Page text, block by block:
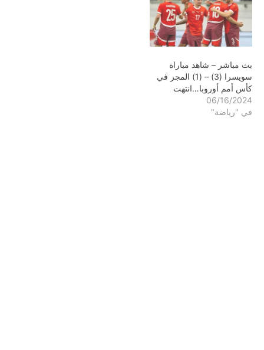
بث مباشر – شاهد مباراة
سويسرا (3) – (1) المجر في
كأس أمم أوروبا…انتهت
06/16/2024
في "رياضة"